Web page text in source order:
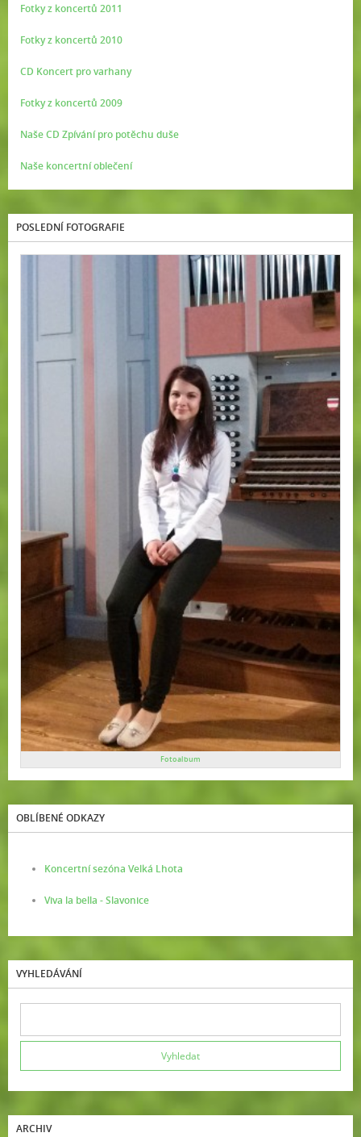
Fotky z koncertů 2011
Fotky z koncertů 2010
CD Koncert pro varhany
Fotky z koncertů 2009
Naše CD Zpívání pro potěchu duše
Naše koncertní oblečení
POSLEDNÍ FOTOGRAFIE
Fotoalbum
OBLÍBENÉ ODKAZY
Koncertní sezóna Velká Lhota
Viva la bella - Slavonice
VYHLEDÁVÁNÍ
ARCHIV